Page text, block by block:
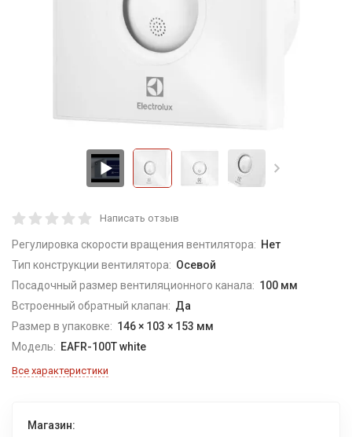
Написать отзыв
Регулировка скорости вращения вентилятора: Нет
Тип конструкции вентилятора: Осевой
Посадочный размер вентиляционного канала: 100 мм
Встроенный обратный клапан: Да
Размер в упаковке: 146 × 103 × 153 мм
Модель: EAFR-100T white
Все характеристики
Магазин: